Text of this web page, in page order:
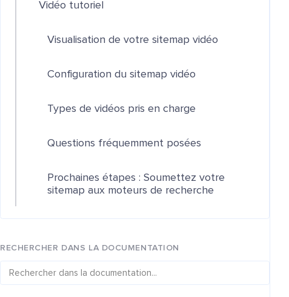
Vidéo tutoriel
Visualisation de votre sitemap vidéo
Configuration du sitemap vidéo
Types de vidéos pris en charge
Questions fréquemment posées
Prochaines étapes : Soumettez votre
sitemap aux moteurs de recherche
RECHERCHER DANS LA DOCUMENTATION